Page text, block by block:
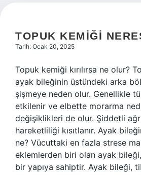
TOPUK KEMIĞI
Tarih: Ocak 20, 2025
Topuk kemiği kırılırsa ne olur?
ayak bileğinin üstündeki arka
şişmeye neden olur. Genellikle
etkilenir ve elbette morarma
değişiklikleri de olur. Şiddetli
hareketliliği kısıtlanır. Ayak
ne? Vücuttaki en fazla strese
eklemlerden biri olan ayak
bir yapıya sahiptir. Ayak bileği,